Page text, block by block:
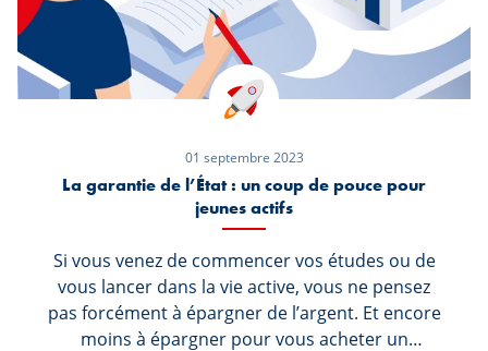
01 septembre 2023
La garantie de l’État : un coup de pouce pour
jeunes actifs
Si vous venez de commencer vos études ou de
vous lancer dans la vie active, vous ne pensez
pas forcément à épargner de l’argent. Et encore
moins à épargner pour vous acheter un